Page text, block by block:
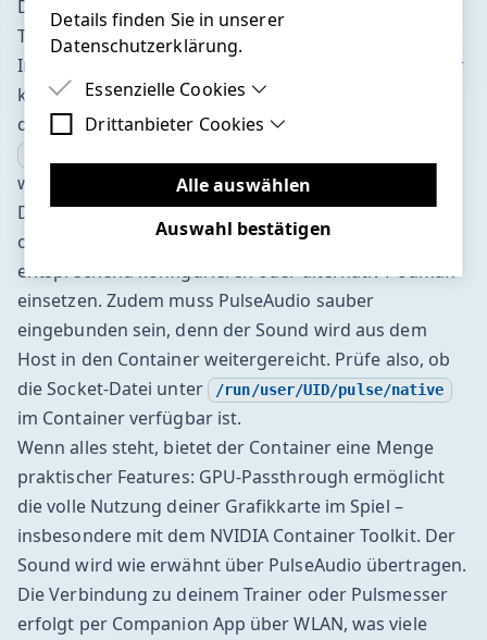
Doku).
Typische Fehlerquellen und Container-Features
Im Alltag mit dem Zwift-Container kann es zu ein paar
klassischen Stolperfallen kommen. Zum einen sollte
das NVIDIA-Treiber-Setup korrekt sein – ein einfaches
wird die Grafikkarte im Container nicht erkannt. Auch
Docker selbst muss passende Rechte haben: Wer
ohne Root arbeitet, sollte seine Benutzergruppe
entsprechend konfigurieren oder alternativ Podman
einsetzen. Zudem muss PulseAudio sauber
eingebunden sein, denn der Sound wird aus dem
Host in den Container weitergereicht. Prüfe also, ob
die Socket-Datei unter
/run/user/UID/pulse/native
im Container verfügbar ist.
Wenn alles steht, bietet der Container eine Menge
praktischer Features: GPU-Passthrough ermöglicht
die volle Nutzung deiner Grafikkarte im Spiel –
insbesondere mit dem NVIDIA Container Toolkit. Der
Sound wird wie erwähnt über PulseAudio übertragen.
Die Verbindung zu deinem Trainer oder Pulsmesser
erfolgt per Companion App über WLAN, was viele
Details finden Sie in unserer
Datenschutzerklärung.
Essenzielle Cookies
Essenzielle Cookies sind Cookies, welche für
benötigt werden.
Drittanbieter Cookies
Drittanbieter Cookies sind Cookies, die
Drittanbieter-Software setzen, um Funktionen
wie Google Maps zu ermöglichen.
Alle auswählen
Auswahl bestätigen